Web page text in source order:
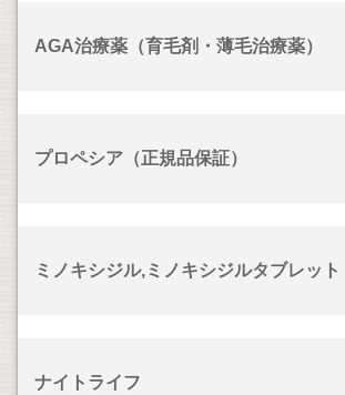
AGA治療薬（育毛剤・薄毛治療薬）
プロペシア（正規品保証）
ミノキシジル,ミノキシジルタブレット
ナイトライフ